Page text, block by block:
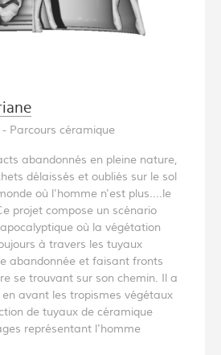
Parcours céramique
abandonnés en pleine nature,
délaissés et oubliés sur le sol
où l'homme n'est plus....le
projet compose un scénario
où la végétation
à travers les tuyaux
abandonnée et faisant fronts
se trouvant sur son chemin. Il a
avant les tropismes végétaux
de tuyaux de céramique
représentant l'homme